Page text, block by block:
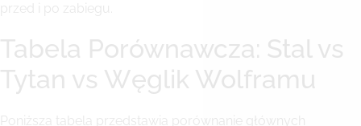
przed i po zabiegu.
Tabela Porównawcza: Stal vs
Tytan vs Węglik Wolframu
Poniższa tabela przedstawia porównanie głównych